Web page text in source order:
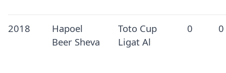
2018
Hapoel
Beer Sheva
Toto Cup
Ligat Al
0 0